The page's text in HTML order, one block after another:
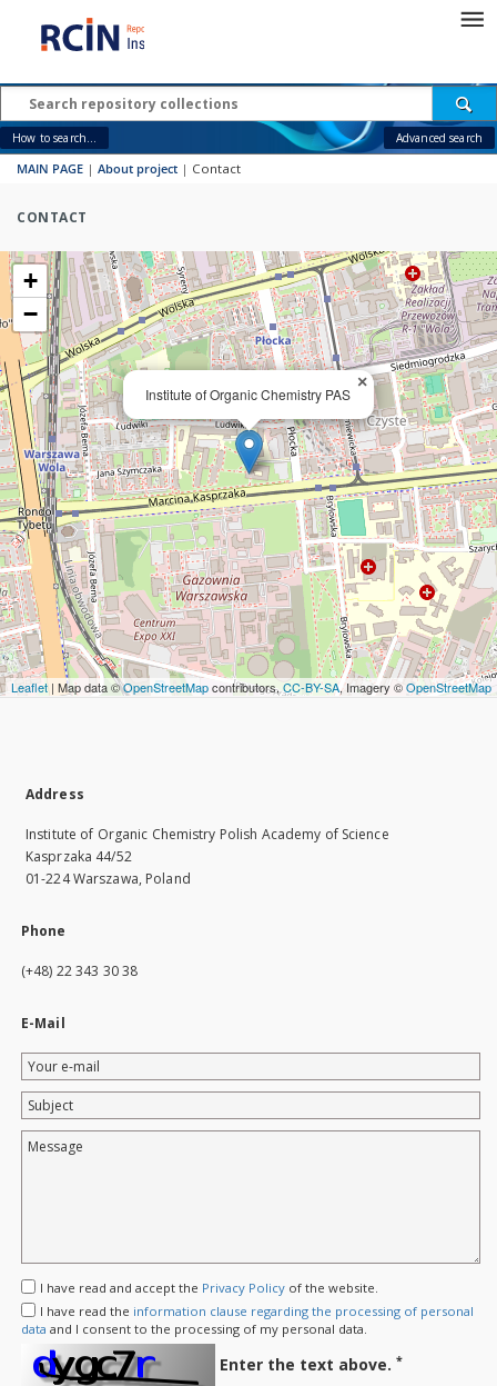
How to search... Advanced search
MAIN PAGE | About project | Contact
CONTACT
Institute of Organic Chemistry PAS
×
+
−
Leaflet | Map data ©OpenStreetMapcontributors,CC-BY-SA, Imagery ©OpenStreetMap
Address
Institute of Organic Chemistry Polish Academy of Science
Kasprzaka 44/52
01-224 Warszawa, Poland
Phone
(+48) 22 343 30 38
E-Mail
Your
e-
mail
Subject
Message
I have read and accept the Privacy Policy of the website.
I have read the information clause regarding the processing of personal
data and I consent to the processing of my personal data.
Enter the text above. *